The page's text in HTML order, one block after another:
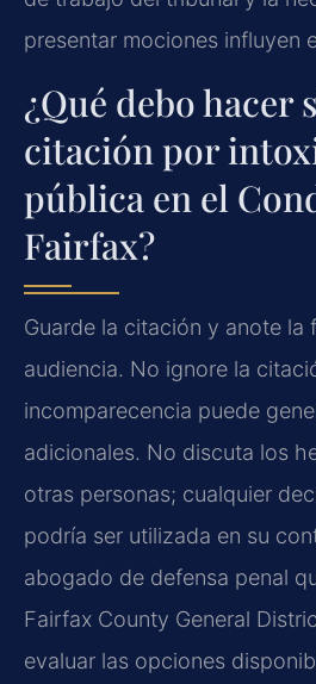
presentar mociones influyen
¿Qué debo hacer
citación por
pública en el
Fairfax?
Guarde la citación y anote la
audiencia. No ignore la
incomparecencia puede
adicionales. No discuta los
otras personas; cualquier
podría ser utilizada en su
abogado de defensa penal
Fairfax County General
evaluar las opciones